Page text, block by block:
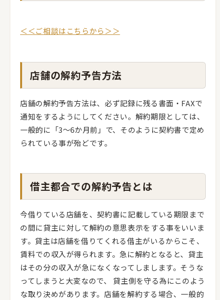
＜＜ご相談はこちらから＞＞
店舗の解約予告方法
店舗の解約予告方法は、必ず記録に残る書面・FAXで
通知をするようにしてください。解約期限としては、
一般的に「3～6か月前」で、そのように契約書で定め
られている事が殆どです。
借主都合での解約予告とは
今借りている店舗を、契約書に記載している期限まで
の間に貸主に対して解約の意思表示をする事をいいま
す。貸主は店舗を借りてくれる借主がいるからこそ、
賃料での収入が得られます。急に解約となると、貸主
はその分の収入が急になくなってしまします。そうな
ってしまうと大変なので、 貸主側を守る為にこのよう
な取り決めがあります。店舗を解約する場合、一般的